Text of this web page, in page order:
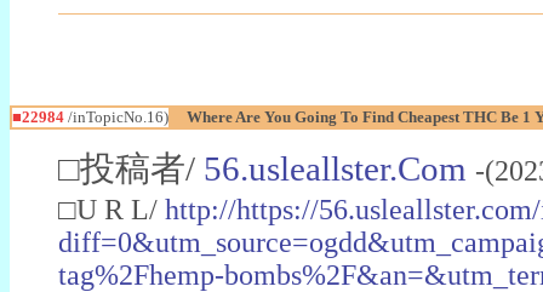
■22984 /inTopicNo.16) Where Are You Going To Find Cheapest THC Be 1
□投稿者/ 56.usleallster.Com -
□U R L/ http://https://
tag%2Fhemp-